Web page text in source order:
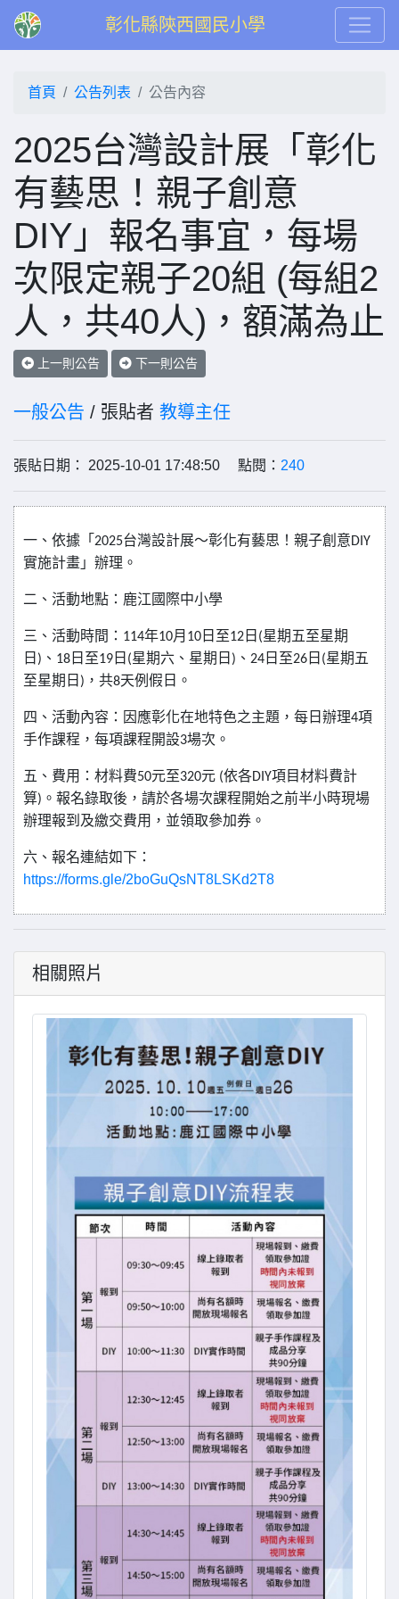
彰化縣陝西國民小學
首頁 公告列表 公告內容
2025台灣設計展「彰化
有藝思！親子創意
DIY」報名事宜，每場
次限定親子20組 (每組2
人，共40人)，額滿為止
上一則公告 下一則公告
一般公告 / 張貼者 教導主任
張貼日期： 2025-10-01 17:48:50 點閱： 240
一、依據「 2025台灣設計展～彰化有藝思！親子創意DIY
實施計畫」辦理。
二、活動地點：鹿江國際中小學
三、活動時間： 114年10月 10 日至12 日 (星期五至星期
日 ) 、 18 日至19 日 (星期六、星期日 ) 、 24 日至26 日 (星期五
至星期日 ) ，共8天例假日。
四、活動內容：因應彰化在地特色之主題，每日辦理4項
手作課程，每項課程開設3場次。
五、費用：材料費50元至320元 (依各DIY項目材料費計
算) 。報名錄取後，請於各場次課程開始之前半小時現場
辦理報到及繳交費用，並領取參加券。
六、報名連結如下：
https://forms.gle/2boGuQsNT8LSKd2T8
相關照片